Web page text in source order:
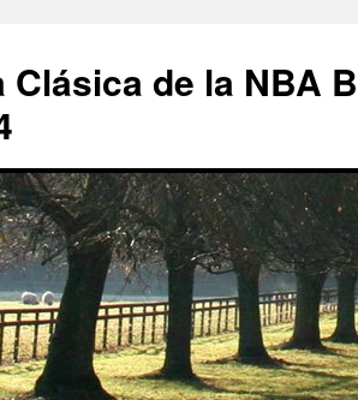
Clásica de la NBA